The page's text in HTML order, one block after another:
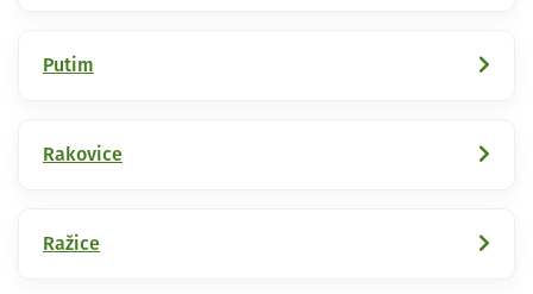
Putim
Rakovice
Ražice